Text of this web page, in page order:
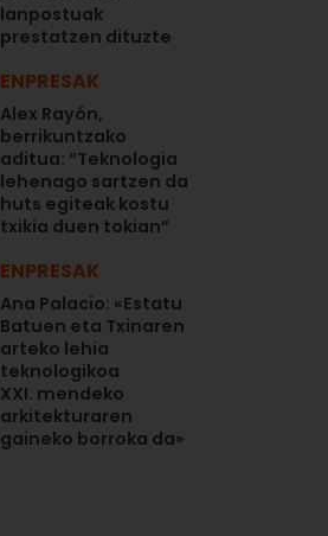
lanpostuak
prestatzen dituzte
ENPRESAK
Alex Rayón,
berrikuntzako
aditua: “Teknologia
lehenago sartzen da
huts egiteak kostu
txikia duen tokian”
ENPRESAK
Ana Palacio: «Estatu
Batuen eta Txinaren
arteko lehia
teknologikoa
XXI. mendeko
arkitekturaren
gaineko borroka da»